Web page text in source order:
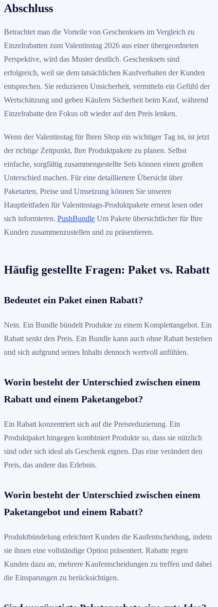
Abschluss
Betrachtet man die Vorteile von Geschenksets im Vergleich zu
Einzelrabatten zum Valentinstag 2026 aus einer übergeordneten
Perspektive, wird das Muster deutlich. Geschenksets sind
erfolgreich, weil sie dem tatsächlichen Kaufverhalten der Kunden
entsprechen. Sie reduzieren Unsicherheit, vermitteln ein Gefühl der
Wertschätzung und geben Käufern Sicherheit beim Kauf, während
Einzelrabatte den Fokus oft wieder auf den Preis lenken.
Wenn der Valentinstag für Ihren Shop ein wichtiger Tag ist, ist jetzt
der richtige Zeitpunkt, Ihre Produktpakete zu planen. Selbst
einfache, sorgfältig zusammengestellte Sets können einen großen
Unterschied machen. Für eine detailliertere Übersicht über
Paketarten, Preise und Umsetzung können Sie unseren
Hauptleitfaden für Valentinstags-Produktpakete erneut lesen oder
sich informieren. PushBundle Um Pakete übersichtlicher für Ihre
Kunden zusammenzustellen und zu präsentieren.
Häufig gestellte Fragen: Paket vs. Rabatt
Bedeutet ein Paket einen Rabatt?
Nein. Ein Bundle bündelt Produkte zu einem Komplettangebot. Ein
Rabatt senkt den Preis. Ein Bundle kann auch ohne Rabatt bestehen
und sich aufgrund seines Inhalts dennoch wertvoll anfühlen.
Worin besteht der Unterschied zwischen einem
Rabatt und einem Paketangebot?
Ein Rabatt konzentriert sich auf die Preisreduzierung. Ein
Produktpaket hingegen kombiniert Produkte so, dass sie nützlich
sind oder sich ideal als Geschenk eignen. Das eine verändert den
Preis, das andere das Erlebnis.
Worin besteht der Unterschied zwischen einem
Paketangebot und einem Rabatt?
Produktbündelung erleichtert Kunden die Kaufentscheidung, indem
sie ihnen eine vollständige Option präsentiert. Rabatte regen
Kunden dazu an, mehrere Kaufentscheidungen zu treffen und dabei
die Einsparungen zu berücksichtigen.